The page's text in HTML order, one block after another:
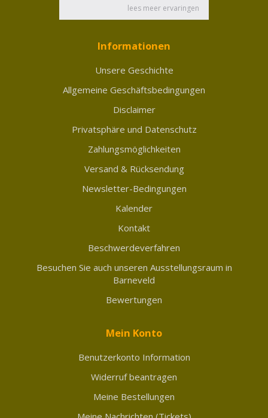
Informationen
Unsere Geschichte
Allgemeine Geschäftsbedingungen
Disclaimer
Privatsphäre und Datenschutz
Zahlungsmöglichkeiten
Versand & Rücksendung
Newsletter-Bedingungen
Kalender
Kontakt
Beschwerdeverfahren
Besuchen Sie auch unseren Ausstellungsraum in
Barneveld
Bewertungen
Mein Konto
Benutzerkonto Information
Widerruf beantragen
Meine Bestellungen